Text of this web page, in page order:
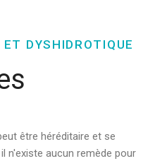
DYSHIDROTIQUE
être héréditaire et se
n'existe aucun remède pour